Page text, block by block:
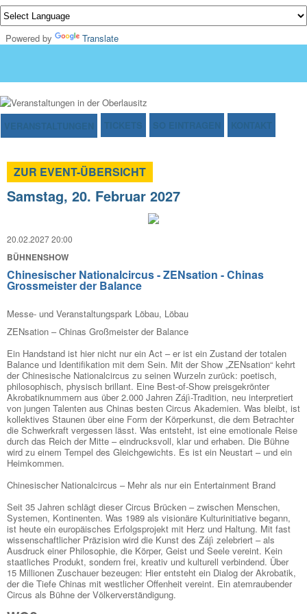
Powered by Translate
VERANSTALTUNGEN TICKETS SO EINTRAGEN KONTAKT
ZUR EVENT-ÜBERSICHT
Samstag, 20. Februar 2027
20.02.2027 20:00
BÜHNENSHOW
Chinesischer Nationalcircus - ZENsation - Chinas
Grossmeister der Balance
Messe- und Veranstaltungspark Löbau, Löbau
ZENsation – Chinas Großmeister der Balance
Ein Handstand ist hier nicht nur ein Act – er ist ein Zustand der totalen
Balance und Identifikation mit dem Sein. Mit der Show „ZENsation“ kehrt
der Chinesische Nationalcircus zu seinen Wurzeln zurück: poetisch,
philosophisch, physisch brillant. Eine Best-of-Show preisgekrönter
Akrobatiknummern aus über 2.000 Jahren Zájì-Tradition, neu interpretiert
von jungen Talenten aus Chinas besten Circus Akademien. Was bleibt, ist
kollektives Staunen über eine Form der Körperkunst, die dem Betrachter
die Schwerkraft vergessen lässt. Was entsteht, ist eine emotionale Reise
durch das Reich der Mitte – eindrucksvoll, klar und erhaben. Die Bühne
wird zu einem Tempel des Gleichgewichts. Es ist ein Neustart – und ein
Heimkommen.
Chinesischer Nationalcircus – Mehr als nur ein Entertainment Brand
Seit 35 Jahren schlägt dieser Circus Brücken – zwischen Menschen,
Systemen, Kontinenten. Was 1989 als visionäre Kulturinitiative begann,
ist heute ein europäisches Erfolgsprojekt mit Herz und Haltung. Mit fast
wissenschaftlicher Präzision wird die Kunst des Zájì zelebriert – als
Ausdruck einer Philosophie, die Körper, Geist und Seele vereint. Kein
staatliches Produkt, sondern frei, kreativ und kulturell verbindend. Über
15 Millionen Zuschauer bezeugen: Hier entsteht ein Dialog der Akrobatik,
der die Tiefe Chinas mit westlicher Offenheit vereint. Ein atemraubender
Circus als Bühne der Völkerverständigung.